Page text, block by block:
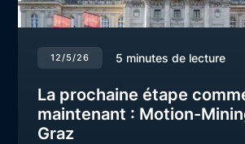
12/5/26 5 minutes de lecture
La prochaine étape
maintenant : Motion-
Graz